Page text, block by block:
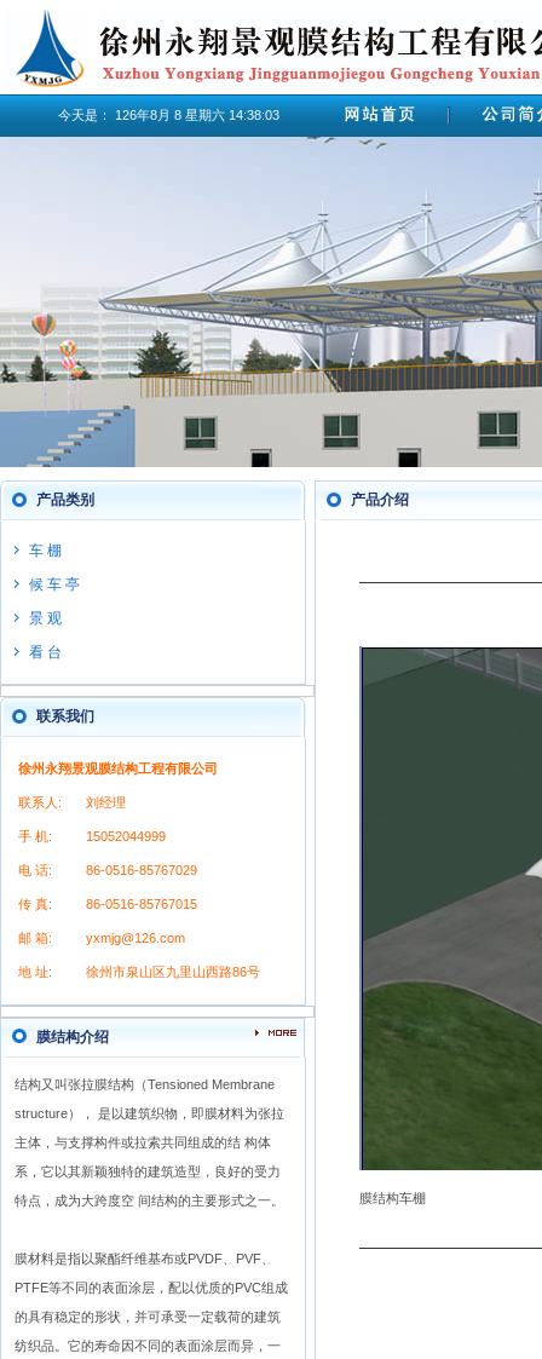
今天是： 126年8月 8 星期六 14:38:04
产品类别
车 棚
候 车 亭
景 观
看 台
联系我们
徐州永翔景观膜结构工程有限公司
联系人: 刘经理
手 机: 15052044999
电 话: 86-0516-85767029
传 真: 86-0516-85767015
邮 箱: yxmjg@126.com
地 址: 徐州市泉山区九里山西路86号
膜结构介绍
结构又叫张拉膜结构（Tensioned Membrane
structure）， 是以建筑织物，即膜材料为张拉
主体，与支撑构件或拉索共同组成的结 构体
系，它以其新颖独特的建筑造型，良好的受力
特点，成为大跨度空 间结构的主要形式之一。
膜材料是指以聚酯纤维基布或PVDF、PVF、
PTFE等不同的表面涂层，配以优质的PVC组成
的具有稳定的形状，并可承受一定载荷的建筑
纺织品。它的寿命因不同的表面涂层而异，一
产
膜结构车棚